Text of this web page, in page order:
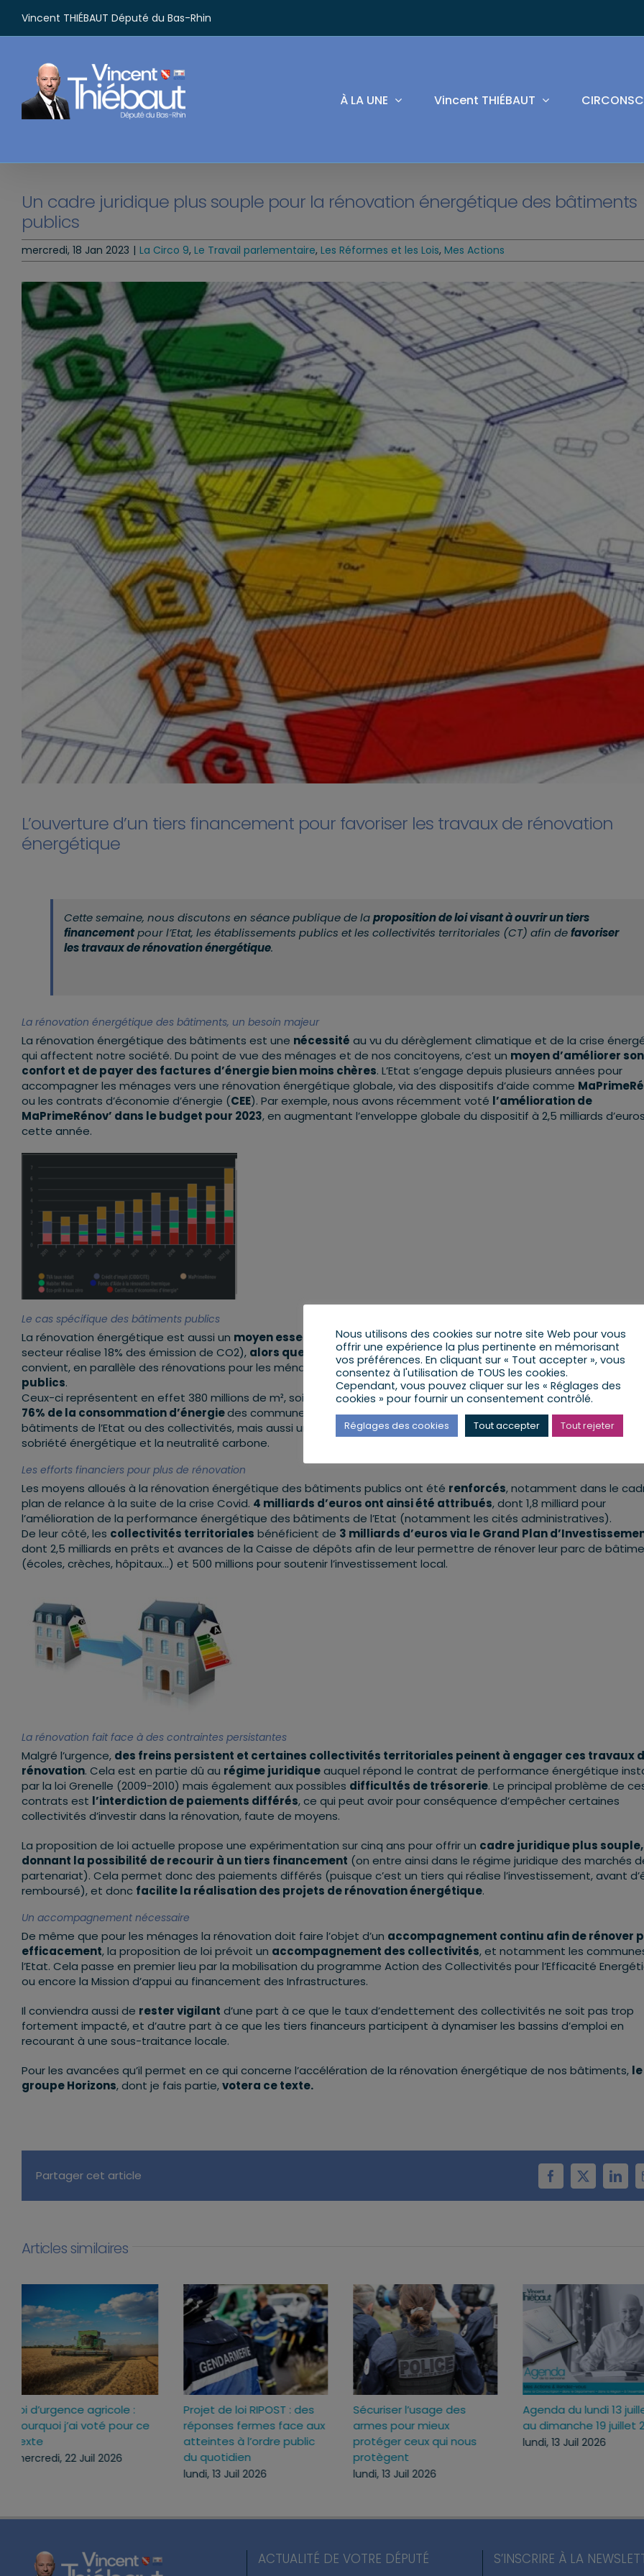
contenu
Vincent THIÉBAUT Député du Bas-Rhin
À LA UNE Vincent THIÉBAUT
Un cadre juridique plus souple pour la rénovation énergétique des bâtiments
publics
mercredi, 18 Jan 2023 | La Circo 9, Le Travail parlementaire, Les Réformes et les Lois, Mes Actions
L’ouverture d’un tiers financement pour favoriser les travaux de rénovation
énergétique
Cette semaine, nous discutons en séance publique de laproposition de loi visant à ouvrir un tiers
financementpour l’Etat, les établissements publics et les collectivités territoriales (CT) afin defavoriser
les travaux de rénovation énergétique.
La rénovation énergétique des bâtiments, un besoin majeur
La rénovation énergétique des bâtiments est une nécessité au vu du dérèglement climatique et de la crise
qui affectent notre société. Du point de vue des ménages et de nos concitoyens, c’est un moyen d’améliorer son
confort et de payer des factures d’énergie bien moins chères. L’Etat s’engage depuis plusieurs années pour
accompagner les ménages vers une rénovation énergétique globale, via des dispositifs d’aide comme
ou les contrats d’économie d’énergie (CEE). Par exemple, nous avons récemment voté l’amélioration de
MaPrimeRénov’ dans le budget pour 2023, en augmentant l’enveloppe globale du dispositif à 2,5 milliards
cette année.
Le cas spécifique des bâtiments publics
La rénovation énergétique est aussi un moyen essentiel pour réduire les émissions de gaz à effet de serre(le
secteur réalise 18% des émission de CO2), alors que la période le réclame urgemment. Plus spécifiquement, il
convient, en parallèle des rénovations pour les ménages, de s’atteler plus efficacement à larénovation des
publics.
Ceux-ci représentent en effet 380 millions de m², soit
du parc tertiaire national. Pourtant, ils sont responsables
76% de la consommation d’énergiedes communes. Ils ont donc non seulement undevoir d’exemplarité, en
bâtiments de l’Etat ou des collectivités, mais aussi un
réel impact sur les évolutionsà entreprendre pour aller vers
sobriété énergétique et la neutralité carbone.
Les efforts financiers pour plus de rénovation
Les moyens alloués à la rénovation énergétique des bâtiments publics ont été renforcés, notamment dans le
plan de relance à la suite de la crise Covid. 4 milliards d’euros ont ainsi été attribués, dont 1,8 milliard pour
l’amélioration de la performance énergétique des bâtiments de l’Etat (notamment les cités administratives).
De leur côté, les collectivités territoriales bénéficient de 3 milliards d’euros via le Grand Plan
dont 2,5 milliards en prêts et avances de la Caisse de dépôts afin de leur permettre de rénover leur parc de
(écoles, crèches, hôpitaux…) et 500 millions pour soutenir l’investissement local.
La rénovation fait face à des contraintes persistantes
Malgré l’urgence, des freins persistent et certaines collectivités territoriales peinent à engager ces travaux
rénovation. Cela est en partie dû au régime juridiqueauquel répond le contrat de performance énergétique
par la loi Grenelle (2009-2010) mais également aux possibles difficultés de trésorerie. Le principal problème de
contrats est l’interdiction de paiements différés, ce qui peut avoir pour conséquence d’empêcher certaines
collectivités d’investir dans la rénovation, faute de moyens.
La proposition de loi actuelle propose une expérimentation sur cinq ans pour offrir un cadre juridique plus
donnant la possibilité de recourir à un tiers financement (on entre ainsi dans le régime juridique des marchés
partenariat). Cela permet donc des paiements différés (puisque c’est un tiers qui réalise l’investissement, avant
remboursé), et donc facilite la réalisation des projets de rénovation énergétique.
Un accompagnement nécessaire
De même que pour les ménages la rénovation doit faire l’objet d’un accompagnement continu afin de rénover
efficacement, la proposition de loi prévoit un accompagnement des collectivités, et notamment les
l’Etat. Cela passe en premier lieu par la mobilisation du programme Action des Collectivités pour l’Efficacité
ou encore la Mission d’appui au financement des Infrastructures.
Il conviendra aussi de rester vigilant d’une part à ce que le taux d’endettement des collectivités ne soit pas trop
fortement impacté, et d’autre part à ce que les tiers financeurs participent à dynamiser les bassins d’emploi en
recourant à une sous-traitance locale.
Pour les avancées qu’il permet en ce qui concerne l’accélération de la rénovation énergétique de nos bâtiments, le
groupe Horizons, dont je fais partie,votera ce texte.
Partager cet article Facebook
X
Articles similaires
Loi d’urgence agricole :
pourquoi j’ai voté pour ce
texte
mercredi, 22 Juil 2026
Projet de loi RIPOST : des
réponses fermes face aux
atteintes à l’ordre public
du quotidien
lundi, 13 Juil 2026
Sécuriser l’usage des
armes pour mieux
protéger ceux qui nous
protègent
lundi, 13 Juil 2026
Agenda du lundi 13
au dimanche 19 juillet
lundi, 13 Juil 2026
ACTUALITÉ DE VOTRE DÉPUTÉ S’INSCRIRE À LA
Nous utilisons des cookies sur notre site Web pour vous
offrir une expérience la plus pertinente en mémorisant
vos préférences. En cliquant sur « Tout accepter », vous
consentez à l'utilisation de TOUS les cookies.
Cependant, vous pouvez cliquer sur les « Réglages des
cookies » pour fournir un consentement contrôlé.
Réglages des cookies Tout accepter Tout rejeter